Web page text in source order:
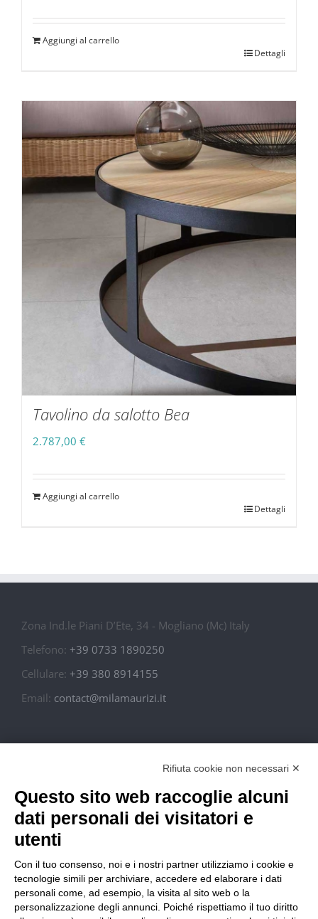
Aggiungi al carrello
Dettagli
Tavolino da salotto Bea
2.787,00 €
Aggiungi al carrello
Dettagli
Zona Ind.le Piani D’Ete, 34 - Mogliano (Mc) Italy
Telefono: +39 0733 1890250
Cellulare: +39 380 8914155
Email: contact@milamaurizi.it
Condizioni di Vendita
Spese di Spedizione
Resi e Rimborsi
Privacy
Rifiuta cookie non necessari ✕
Questo sito web raccoglie alcuni
dati personali dei visitatori e
utenti
Con il tuo consenso, noi e i nostri partner utilizziamo i cookie e
tecnologie simili per archiviare, accedere ed elaborare i dati
personali come, ad esempio, la visita al sito web o la
personalizzazione degli annunci. Poiché rispettiamo il tuo diritto